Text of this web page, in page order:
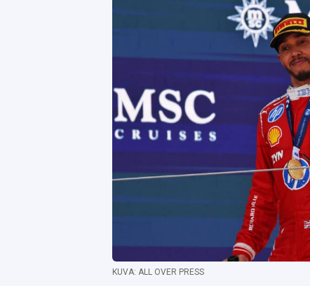
KUVA: ALL OVER PRESS